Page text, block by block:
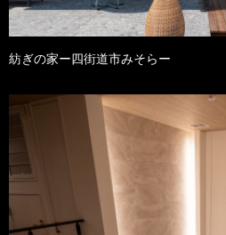
紡ぎの家ー四街道市みそらー